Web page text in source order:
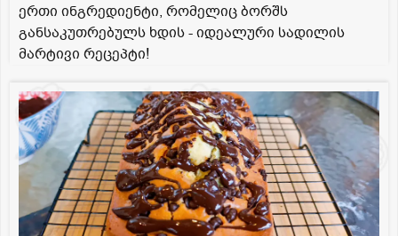
ერთი ინგრედიენტი, რომელიც ბორშს
განსაკუთრებულს ხდის - იდეალური სადილის
მარტივი რეცეპტი!